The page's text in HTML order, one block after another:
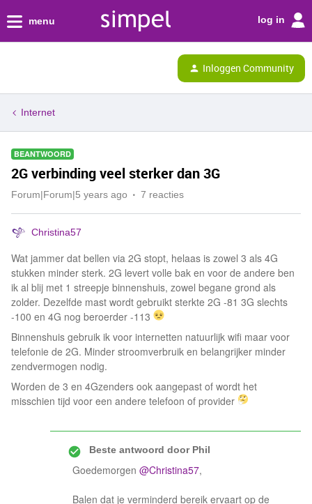
menu log in
Inloggen Community
Internet
BEANTWOORD
2G verbinding veel sterker dan 3G
Forum|Forum|5 years ago 7 reacties
Christina57
Wat jammer dat bellen via 2G stopt, helaas is zowel 3 als 4G
stukken minder sterk. 2G levert volle bak en voor de andere ben
ik al blij met 1 streepje binnenshuis, zowel begane grond als
zolder. Dezelfde mast wordt gebruikt sterkte 2G -81 3G slechts
-100 en 4G nog beroerder -113
Binnenshuis gebruik ik voor internetten natuurlijk wifi maar voor
telefonie de 2G. Minder stroomverbruik en belangrijker minder
zendvermogen nodig.
Worden de 3 en 4Gzenders ook aangepast of wordt het
misschien tijd voor een andere telefoon of provider
Beste antwoord doorPhil
Goedemorgen @Christina57,
Balen dat je verminderd bereik ervaart op de